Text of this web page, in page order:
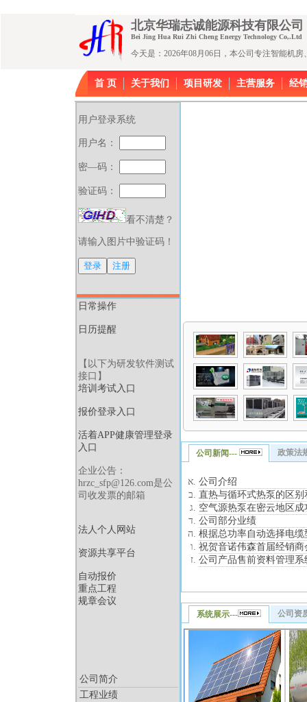
北京华瑞志诚能源科技有限公
Bei Jing Hua Rui Zhi Cheng Energy Technology Co,.Ltd
今天是：2026年08月06日，本公司专注智能机
首 页 关于我们 项目研发 主营服务 经
用户登录系统
用户名：
密—码：
验证码：
看不清楚？
请输入图片中验证码！
日常操作
日历提醒
【以下为研发软件测试
接口】
培训考试入口
报价登录入口
活着APP健康管理登录
入口
企业公告：
hrzc_sfp@126.com是公
司收发票的邮箱
法人个人网站
资源共享平台
自动报价
重点工程
规章会议
公司简介
工程业绩
公司新闻--- 政策法
公司介绍
直热与循环式热泵的区别
空气源热泵在密云地区
公司部分业绩
根据总功率自动选择电缆
祝贺音诺伟森首届经销商
公司产品售前资料管理系
系统展示--- 公司资